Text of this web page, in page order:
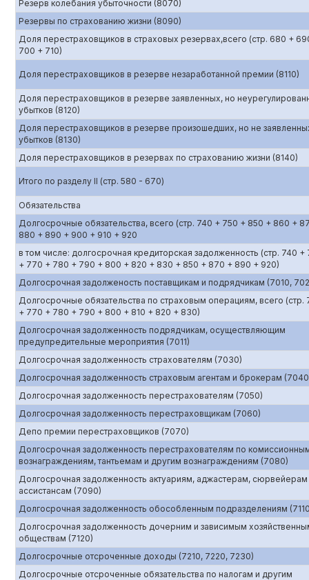
Резерв колебания убыточности (8070)
Резервы по страхованию жизни (8090)
Доля перестраховщиков в страховых резервах,всего (стр. 680 +
700 + 710)
Доля перестраховщиков в резерве незаработанной премии (8110)
Доля перестраховщиков в резерве заявленных, но
убытков (8120)
Доля перестраховщиков в резерве произошедших, но не
убытков (8130)
Доля перестраховщиков в резервах по страхованию жизни (8140)
Итого по разделу II (стр. 580 - 670)
Обязательства
Долгосрочные обязательства, всего (стр. 740 + 750 + 850 + 860 +
880 + 890 + 900 + 910 + 920
в том числе: долгосрочная кредиторская задолженность (стр. 740 +
+ 770 + 780 + 790 + 800 + 820 + 830 + 850 + 870 + 890 + 920)
Долгосрочная задолженость поставщикам и подрядчикам (7010,
Долгосрочные обязательства по страховым операциям, всего (стр.
+ 770 + 780 + 790 + 800 + 810 + 820 + 830)
Долгосрочная задолженность подрядчикам, осуществляющим
предупредительные мероприятия (7011)
Долгосрочная задолженность страхователям (7030)
Долгосрочная задолженность страховым агентам и брокерам
Долгосрочная задолженность перестрахователям (7050)
Долгосрочная задолженность перестраховщикам (7060)
Депо премии перестраховщиков (7070)
Долгосрочная задолженность перестрахователям по
вознаграждениям, тантьемам и другим вознаграждениям (7080)
Долгосрочная задолженность актуариям, аджастерам, сюрвейерам
ассистансам (7090)
Долгосрочная задолженность обособленным подразделениям
Долгосрочная задолженность дочерним и зависимым
обществам (7120)
Долгосрочные отсроченные доходы (7210, 7220, 7230)
Долгосрочные отсроченные обязательства по налогам и другим